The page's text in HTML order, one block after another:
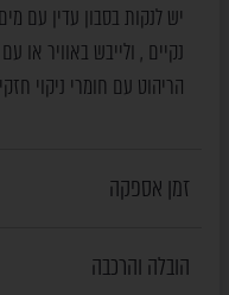
יש לנקות בסבון עדין עם
נקיים , ולייבש באוויר או
הריהוט עם חומרי ניקוי
זמן אספקה
הובלה והרכבה